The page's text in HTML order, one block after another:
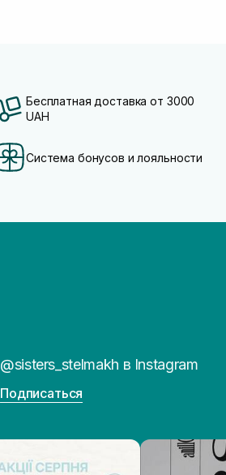
Бесплатная доставка от 3000
UAH
Система бонусов и лояльности
@sisters_stelmakh в Instagram
Подписаться